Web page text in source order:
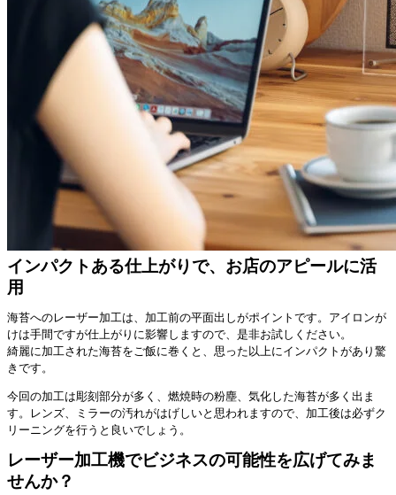
インパクトある仕上がりで、お店のアピールに活
用
海苔へのレーザー加工は、加工前の平面出しがポイントです。アイロンが
けは手間ですが仕上がりに影響しますので、是非お試しください。
綺麗に加工された海苔をご飯に巻くと、思った以上にインパクトがあり驚
きです。
今回の加工は彫刻部分が多く、燃焼時の粉塵、気化した海苔が多く出ま
す。レンズ、ミラーの汚れがはげしいと思われますので、加工後は必ずク
リーニングを行うと良いでしょう。
レーザー加工機でビジネスの可能性を広げてみま
せんか？